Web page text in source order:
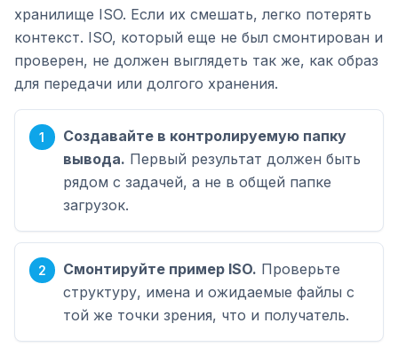
хранилище ISO. Если их смешать, легко потерять
контекст. ISO, который еще не был смонтирован и
проверен, не должен выглядеть так же, как образ
для передачи или долгого хранения.
Создавайте в контролируемую папку
вывода. Первый результат должен быть
рядом с задачей, а не в общей папке
загрузок.
Смонтируйте пример ISO. Проверьте
структуру, имена и ожидаемые файлы с
той же точки зрения, что и получатель.